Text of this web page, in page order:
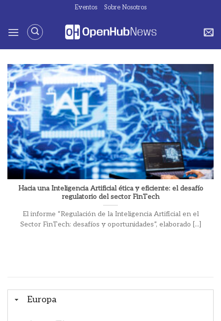
contenido
Eventos Sobre Nosotros
Europa
Hacia una Inteligencia Artificial ética y eficiente: el desafío
regulatorio del sector FinTech
El informe “Regulación de la Inteligencia Artificial en el
Sector FinTech: desafíos y oportunidades”, elaborado [...]